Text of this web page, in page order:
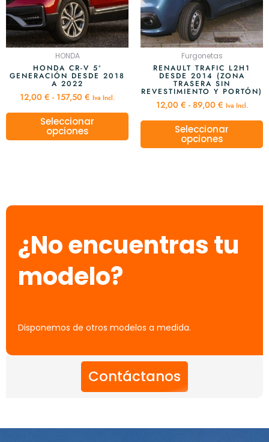
HONDA
HONDA CR-V 5ª
GENERACIÓN DESDE 2018
A 2022
12,00 € - 157,50 € Iva Incl.
Seleccionar
opciones
opciones
se
pueden
elegir
página
producto
Furgonetas
RENAULT TRAFIC L2H1
DESDE 2014 (ZONA
TRASERA SIN
REVESTIMIENTO Y PORTÓN)
12,00 € - 89,00 € Iva Incl.
Seleccionar
opciones
¿No encuentras tu
modelo?
Disponemos de otros modelos a medida.
Contáctanos